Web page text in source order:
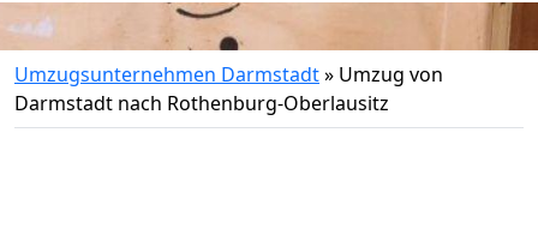
Umzugsunternehmen Darmstadt» Umzug von
Darmstadt nach Rothenburg-Oberlausitz